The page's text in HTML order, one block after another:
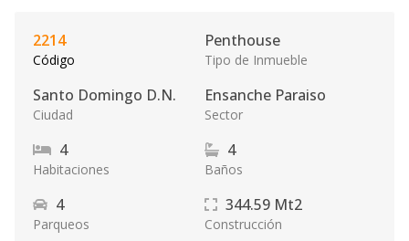
2214
Código
Penthouse
Tipo de Inmueble
Santo Domingo D.N.
Ciudad
Ensanche Paraiso
Sector
4
Habitaciones
4
Baños
4
Parqueos
344.59 Mt2
Construcción